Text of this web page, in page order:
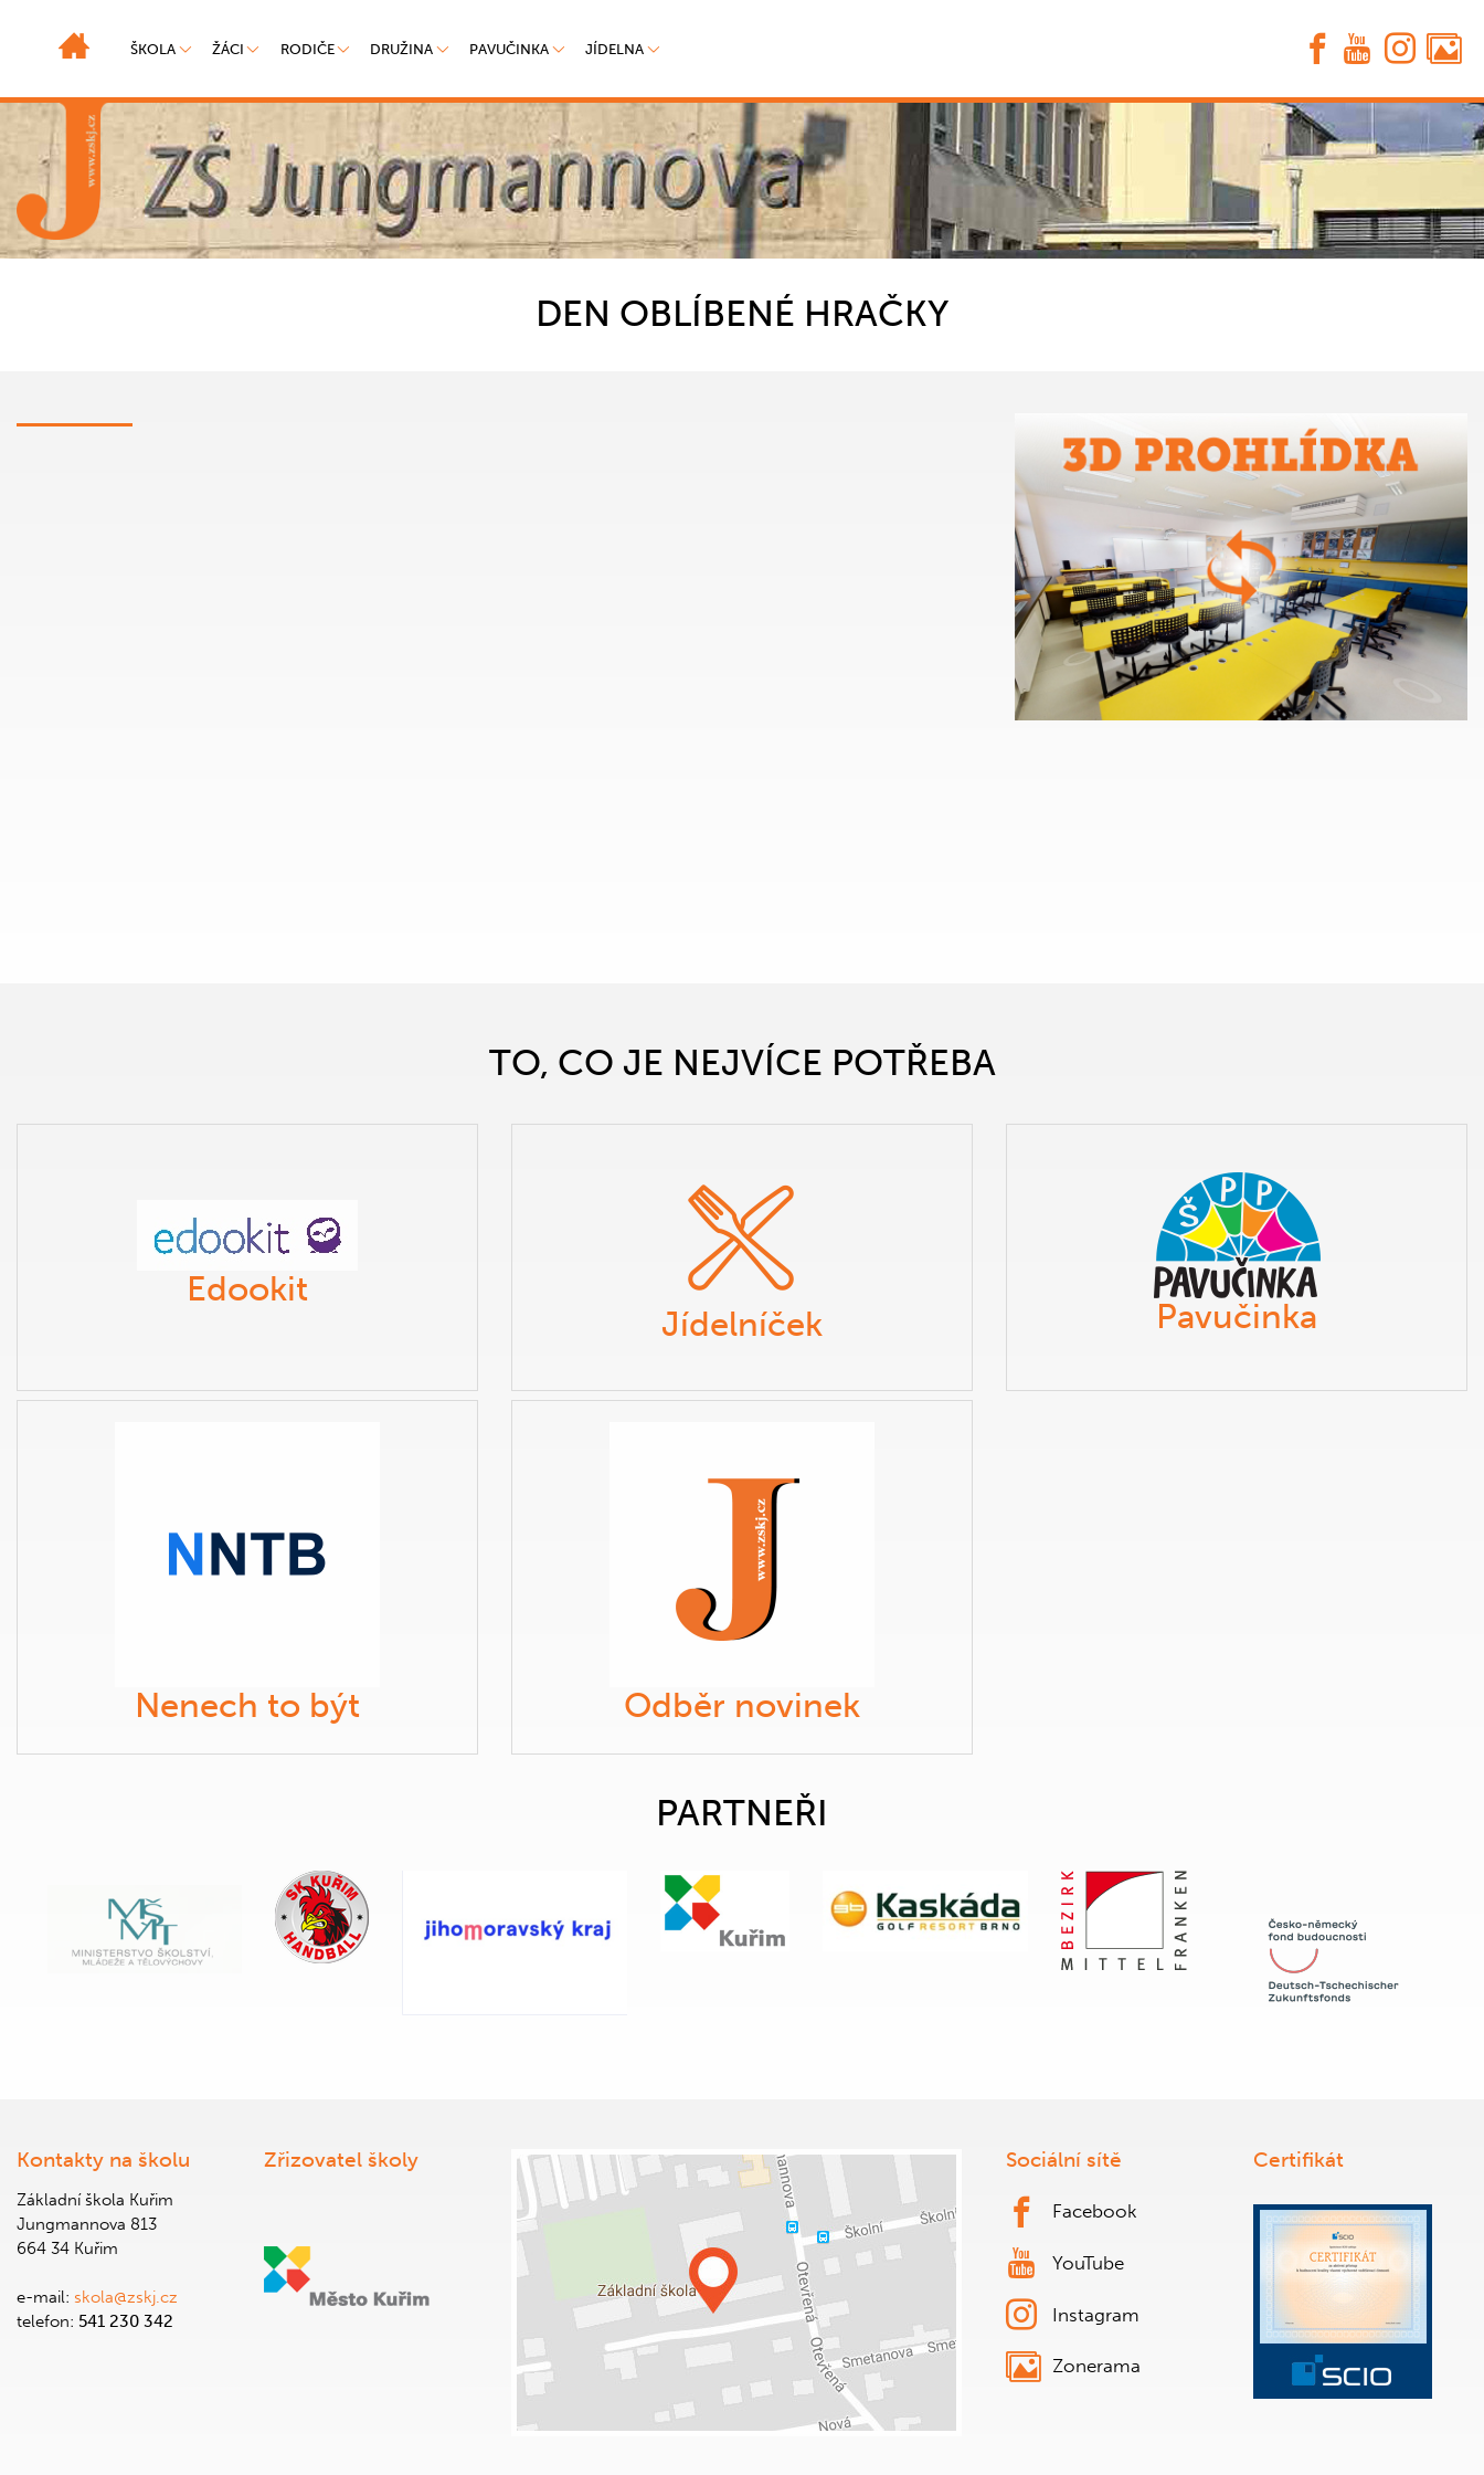
ŠKOLA ŽÁCI RODIČE DRUŽINA PAVUČINKA JÍDELNA
DEN OBLÍBENÉ HRAČKY
TO, CO JE NEJVÍCE POTŘEBA
Edookit
Jídelníček
Pavučinka
Nenech to být Odběr novinek
PARTNEŘI
Kontakty na školu
Základní škola Kuřim
Jungmannova 813
664 34 Kuřim
e-mail: skola@zskj.cz
telefon: 541 230 342
Zřizovatel školy Sociální sítě
Facebook
YouTube
Instagram
Zonerama
Certifikát